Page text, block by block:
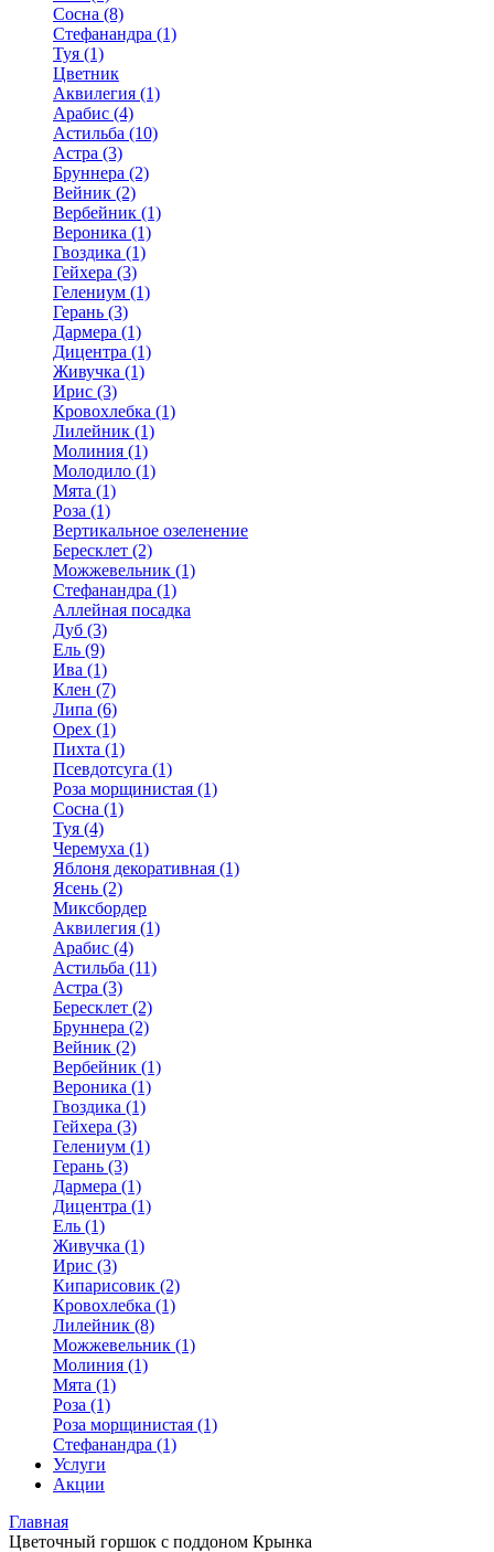
Сосна (8)
Стефанандра (1)
Туя (1)
Цветник
Аквилегия (1)
Арабис (4)
Астильба (10)
Астра (3)
Бруннера (2)
Вейник (2)
Вербейник (1)
Вероника (1)
Гвоздика (1)
Гейхера (3)
Гелениум (1)
Герань (3)
Дармера (1)
Дицентра (1)
Живучка (1)
Ирис (3)
Кровохлебка (1)
Лилейник (1)
Молиния (1)
Молодило (1)
Мята (1)
Роза (1)
Вертикальное озеленение
Бересклет (2)
Можжевельник (1)
Стефанандра (1)
Аллейная посадка
Дуб (3)
Ель (9)
Ива (1)
Клен (7)
Липа (6)
Орех (1)
Пихта (1)
Псевдотсуга (1)
Роза морщинистая (1)
Сосна (1)
Туя (4)
Черемуха (1)
Яблоня декоративная (1)
Ясень (2)
Миксбордер
Аквилегия (1)
Арабис (4)
Астильба (11)
Астра (3)
Бересклет (2)
Бруннера (2)
Вейник (2)
Вербейник (1)
Вероника (1)
Гвоздика (1)
Гейхера (3)
Гелениум (1)
Герань (3)
Дармера (1)
Дицентра (1)
Ель (1)
Живучка (1)
Ирис (3)
Кипарисовик (2)
Кровохлебка (1)
Лилейник (8)
Можжевельник (1)
Молиния (1)
Мята (1)
Роза (1)
Роза морщинистая (1)
Стефанандра (1)
Услуги
Акции
Главная
Цветочный горшок с поддоном Крынка